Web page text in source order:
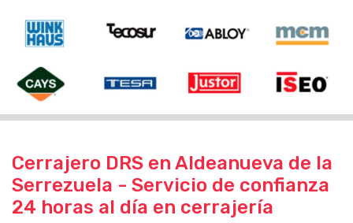
Cerrajero DRS en Aldeanueva de la
Serrezuela - Servicio de confianza
24 horas al día en cerrajería